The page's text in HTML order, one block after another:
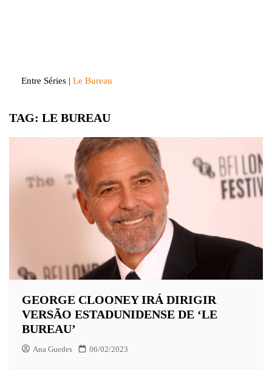
Entre Séries | Le Bureau
TAG: LE BUREAU
GEORGE CLOONEY IRÁ DIRIGIR
VERSÃO ESTADUNIDENSE DE ‘LE
BUREAU’
Ana Guedes 06/02/2023